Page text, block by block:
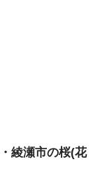
綾瀬市の桜(花